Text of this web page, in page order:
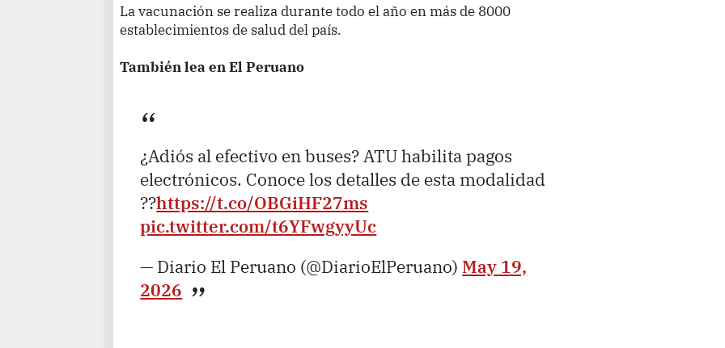
La vacunación se realiza durante todo el año en más de 8000
establecimientos de salud del país.
También lea en El Peruano
¿Adiós al efectivo en buses? ATU habilita pagos
electrónicos. Conoce los detalles de esta modalidad
??https://t.co/OBGiHF27ms
pic.twitter.com/t6YFwgyyUc
— Diario El Peruano (@DiarioElPeruano) May 19,
2026